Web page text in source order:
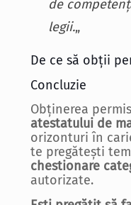
de
legii.„
De ce să obții
Concluzie
Obținerea
atestatului de
orizonturi în
te pregătești
chestionare
autorizate.